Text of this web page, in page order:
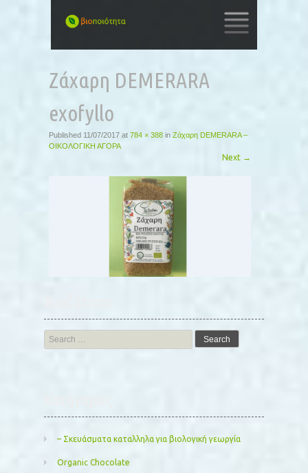
CONTENT
Ζάχαρη DEMERARA
exofyllo
Published 11/07/2017 at 784 × 388 in Ζάχαρη DEMERARA –
ΟΙΚΟΛΟΓΙΚΗ ΑΓΟΡΑ
Next →
Search
for:
– Σκευάσματα καταλληλα για βιολογική γεωργία
Organic Chocolate